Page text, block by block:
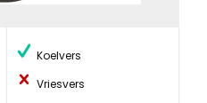
Koelvers
Vriesvers